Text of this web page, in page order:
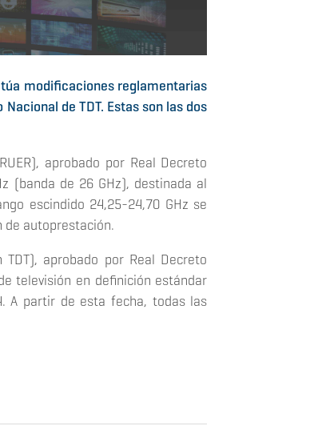
modificaciones reglamentarias
de TDT. Estas son las dos
aprobado por Real Decreto
(banda de 26 GHz), destinada al
escindido 24,25-24,70 GHz se
de autoprestación.
TDT), aprobado por Real Decreto
televisión en definición estándar
A partir de esta fecha, todas las